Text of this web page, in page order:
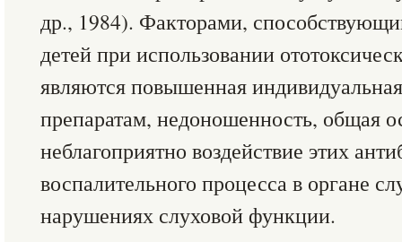
др., 1984). Факторами,
детей при использовании
являются повышенная
препаратам, недоношенность, общая
неблагоприятно воздействие этих
воспалительного процесса в органе
нарушениях слуховой функции.